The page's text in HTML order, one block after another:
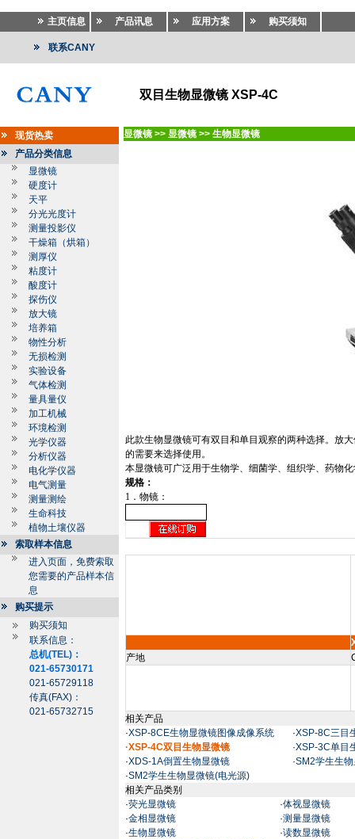
主页信息 产品讯息 应用方案 购买须知
联系CANY
双目生物显微镜 XSP-4C
现货热卖
产品分类信息
显微镜
硬度计
天平
分光光度计
测量投影仪
干燥箱（烘箱）
测厚仪
粘度计
酸度计
探伤仪
放大镜
培养箱
物性分析
无损检测
实验设备
气体检测
量具量仪
加工机械
环境检测
光学仪器
分析仪器
电化学仪器
电气测量
测量测绘
生命科技
植物土壤仪器
索取样本信息
进入页面，免费索取
您需要的产品样本信
息
购买提示
购买须知
联系信息：
总机(TEL)：
021-65730171
021-65729118
传真(FAX)：
021-65732715
显微镜 >> 显微镜 >> 生物显微镜
此款生物显微镜可有双目和单目观察的两种选择。放
的需要来选择使用。
本显微镜可广泛用于生物学、细菌学、组织学、药物
规格：
1 ．物镜：
产地
相关产品
·XSP-8CE生物显微镜图像成像系统 ·XSP-8C三目
·XSP-4C双目生物显微镜
·XSP-3C单目
·XDS-1A倒置生物显微镜 ·SM2学生生
·SM2学生生物显微镜(电光源)
相关产品类别
·荧光显微镜 ·体视显微镜
·金相显微镜 ·测量显微镜
·生物显微镜 ·读数显微镜